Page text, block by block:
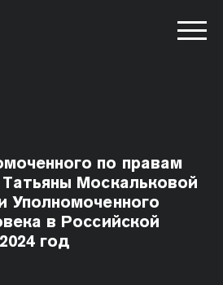
по правам
Москальковой
Уполномоченного
в Российской
год